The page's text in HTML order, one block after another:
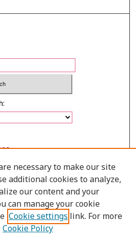
necessary to make our site
additional cookies to analyze,
our content and your
can manage your cookie
Cookie settings link. For more
Cookie Policy